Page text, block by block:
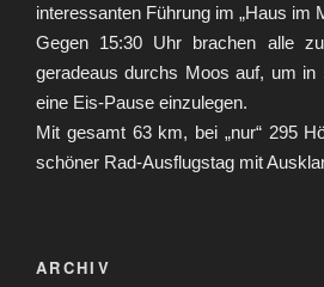
interessanten Führung im „Haus im
Gegen 15:30 Uhr brachen alle
geradeaus durchs Moos auf, um in
eine Eis-Pause einzulegen.
Mit gesamt 63 km, bei „nur“ 295
schöner Rad-Ausflugstag mit
ARCHIV